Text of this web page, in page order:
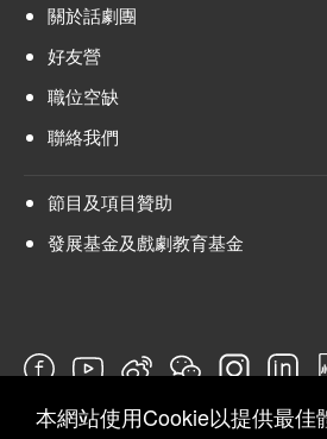
關於話劇團
好友營
職位空缺
聯絡我們
節目及項目贊助
發展基金及戲劇教育基金
問卷
本網站使用Cookie以提供最佳